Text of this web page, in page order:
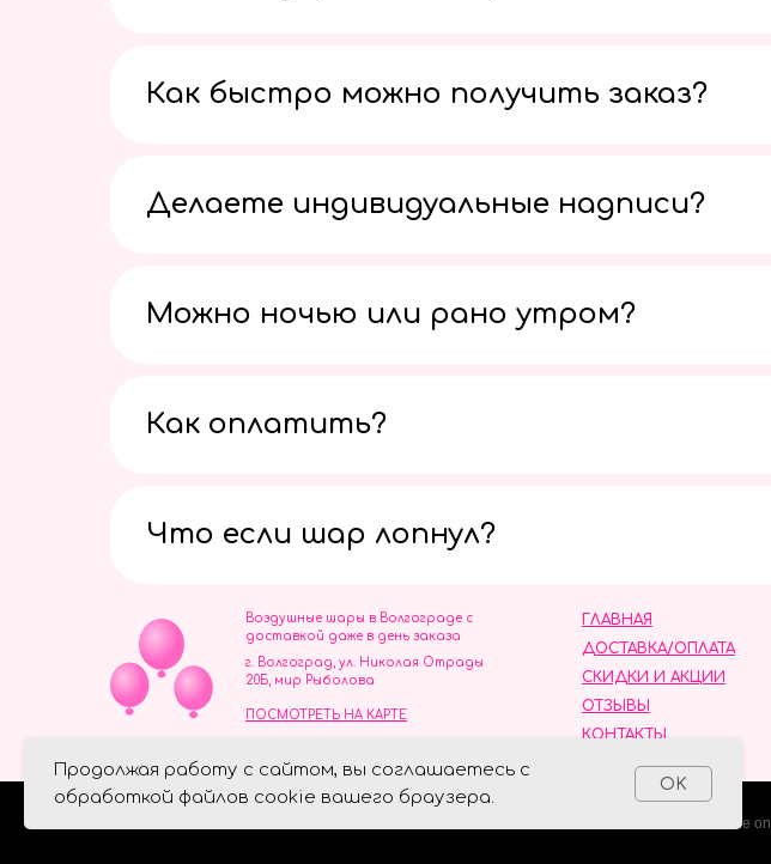
Продолжая работу с сайтом, вы соглашаетесь с
обработкой файлов cookie вашего браузера.
OK
Как быстро можно получить заказ?
Делаете индивидуальные надписи?
Можно ночью или рано утром?
Как оплатить?
Что если шар лопнул?
ОТЗЫВЫ
ГЛАВНАЯ
ДОСТАВКА/ОПЛАТА
СКИДКИ И АКЦИИ
КОНТАКТЫ
Воздушные шары в Волгограде с
доставкой даже в день заказа
г. Волгоград, ул. Николая Отрады
20Б, мир Рыболова
ПОСМОТРЕТЬ НА КАРТЕ
ИНН 344110093739
Политика обработки персональных данных
Made on